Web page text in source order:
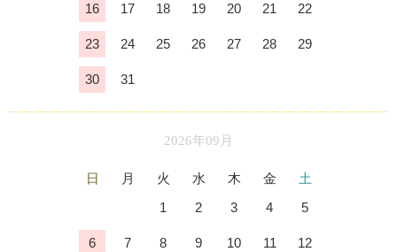
16 17 18 19 20 21 22
23 24 25 26 27 28 29
30 31
2026年09月
日 月 火 水 木 金
土
1
2 3 4 5
6 7 8 9 10 11 12